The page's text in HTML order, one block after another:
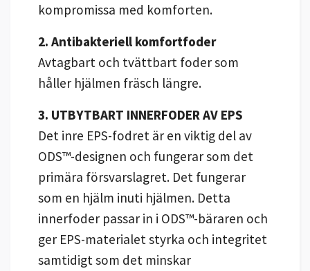
kompromissa med komforten.
2. Antibakteriell komfortfoder
Avtagbart och tvättbart foder som
håller hjälmen fräsch längre.
3. UTBYTBART INNERFODER AV EPS
Det inre EPS-fodret är en viktig del av
ODS™-designen och fungerar som det
primära försvarslagret. Det fungerar
som en hjälm inuti hjälmen. Detta
innerfoder passar in i ODS™-bäraren och
ger EPS-materialet styrka och integritet
samtidigt som det minskar